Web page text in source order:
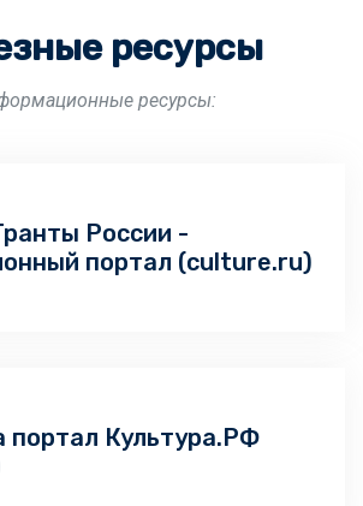
ресурсы
ресурсы:
России -
портал (culture.ru)
портал Культура.РФ